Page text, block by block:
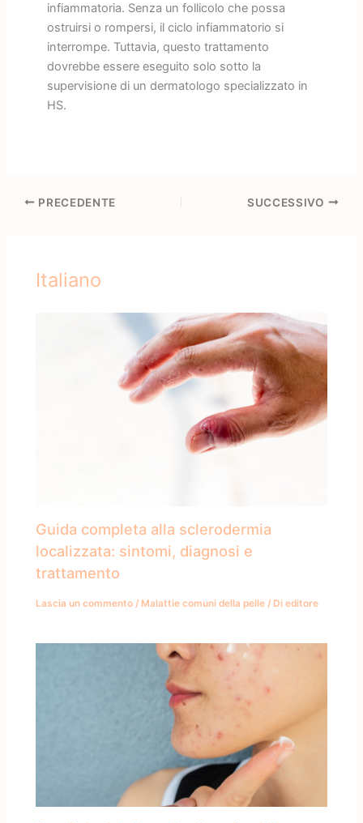
infiammatoria. Senza un follicolo che possa
ostruirsi o rompersi, il ciclo infiammatorio si
interrompe. Tuttavia, questo trattamento
dovrebbe essere eseguito solo sotto la
supervisione di un dermatologo specializzato in
HS.
PRECEDENTE SUCCESSIVO
Italiano
Guida completa alla sclerodermia
localizzata: sintomi, diagnosi e
trattamento
Lascia un commento / Malattie comuni della pelle / Dieditore